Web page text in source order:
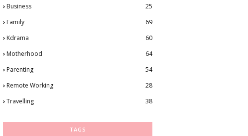
Business
25
Family
69
Kdrama
60
Motherhood
64
Parenting
54
Remote Working
28
Travelling
38
TAGS